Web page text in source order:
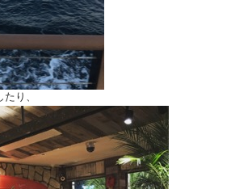
り、